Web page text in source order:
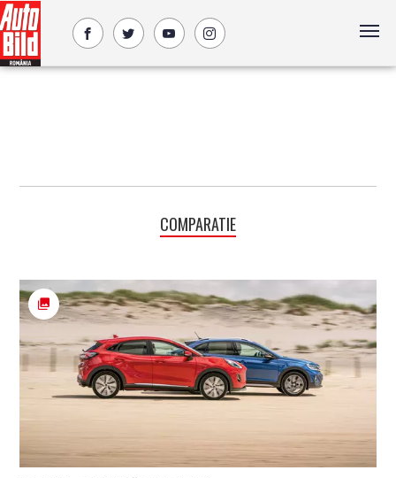
COMPARATIE